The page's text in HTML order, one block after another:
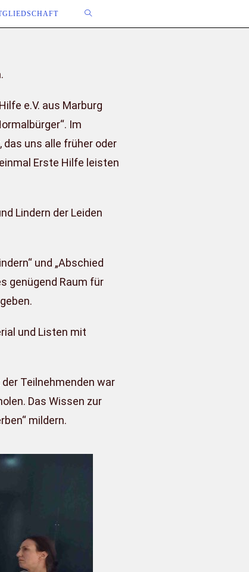
e.V. aus Marburg
Im
uns alle früher oder
Erste Hilfe leisten
Lindern der Leiden
und „Abschied
genügend Raum für
und Listen mit
Teilnehmenden war
Das Wissen zur
mildern.